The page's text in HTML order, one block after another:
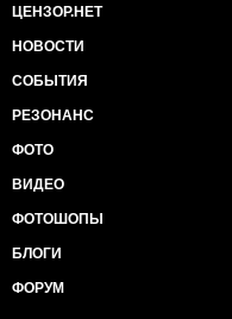
ЦЕНЗОР.НЕТ
НОВОСТИ
СОБЫТИЯ
РЕЗОНАНС
ФОТО
ВИДЕО
ФОТОШОПЫ
БЛОГИ
ФОРУМ